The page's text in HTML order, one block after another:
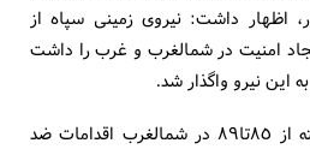
اظهار داشت: نیروی زمینی سپاه از
امنیت در شمالغرب و غرب را داشت
پاکپور افزود: سال‌های گذشته از ٨٥تا٨٩ در شمالغرب اقدامات ضد